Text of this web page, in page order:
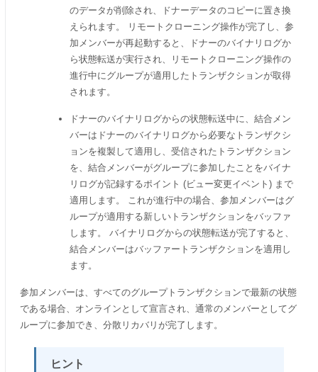
のデータが削除され、ドナーデータのコピーに置き換
えられます。 リモートクローニング操作が完了し、参
加メンバーが再起動すると、ドナーのバイナリログか
ら状態転送が実行され、リモートクローニング操作の
進行中にグループが適用したトランザクションが取得
されます。
ドナーのバイナリログからの状態転送中に、結合メン
バーはドナーのバイナリログから必要なトランザクシ
ョンを複製して適用し、受信されたトランザクション
を、結合メンバーがグループに参加したことをバイナ
リログが記録するポイント (ビュー変更イベント) まで
適用します。 これが進行中の場合、参加メンバーはグ
ループが適用する新しいトランザクションをバッファ
します。 バイナリログからの状態転送が完了すると、
結合メンバーはバッファートランザクションを適用し
ます。
参加メンバーは、すべてのグループトランザクションで最新の状態
である場合、オンラインとして宣言され、通常のメンバーとしてグ
ループに参加でき、分散リカバリが完了します。
ヒント